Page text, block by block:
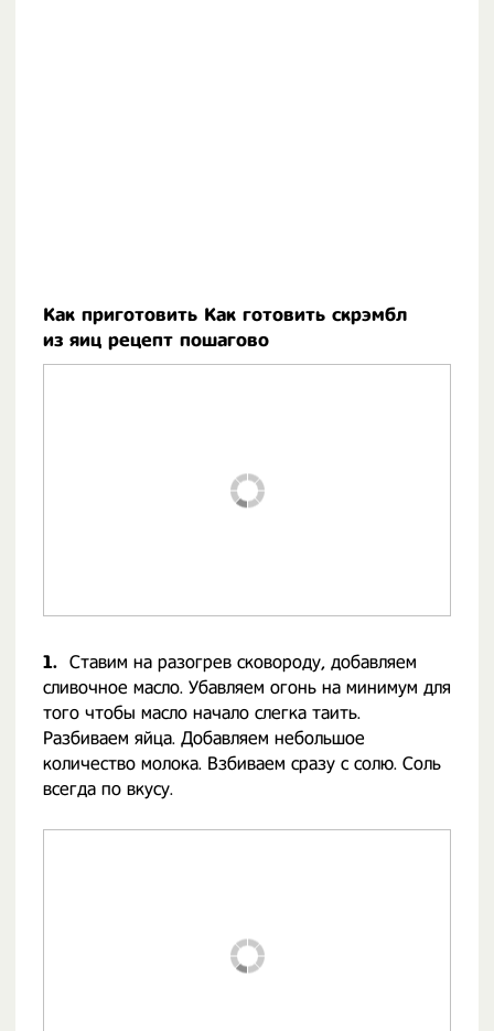
Как приготовить Как готовить скрэмбл
из яиц рецепт пошагово
1. Ставим на разогрев сковороду, добавляем
сливочное масло. Убавляем огонь на минимум для
того чтобы масло начало слегка таить.
Разбиваем яйца. Добавляем небольшое
количество молока. Взбиваем сразу с солю. Соль
всегда по вкусу.